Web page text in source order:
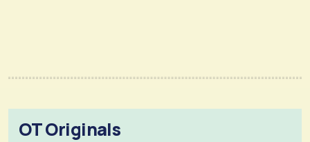
OT Originals